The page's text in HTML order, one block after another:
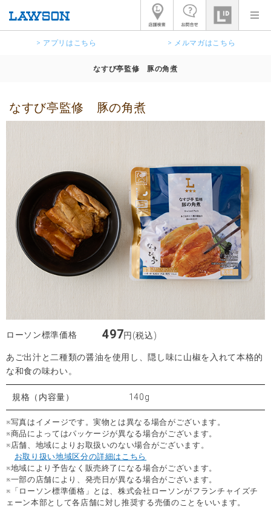
> アプリはこちら > メルマガはこちら
なすび亭監修 豚の角煮
なすび亭監修 豚の角煮
ローソン標準価格 497円(税込)
あご出汁と二種類の醤油を使用し、隠し味に山椒を入れて本格的
な和食の味わい。
規格（内容量） 140g
※写真はイメージです。実物とは異なる場合がございます。
※商品によってはパッケージが異なる場合がございます。
※店舗、地域によりお取扱いのない場合がございます。
お取り扱い地域区分の詳細はこちら
※地域により予告なく販売終了になる場合がございます。
※一部の店舗により、発売日が異なる場合がございます。
※「ローソン標準価格」とは、株式会社ローソンがフランチャイズチ
ェーン本部として各店舗に対し推奨する売価のことをいいます。